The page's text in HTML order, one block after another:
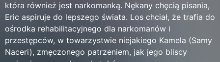
która również jest narkomanką. Nękany chęcią pisania,
Eric aspiruje do lepszego świata. Los chciał, że trafia do
ośrodka rehabilitacyjnego dla narkomanów i
przestępców, w towarzystwie niejakiego Kamela (Samy
Naceri), zmęczonego patrzeniem, jak jego bliscy